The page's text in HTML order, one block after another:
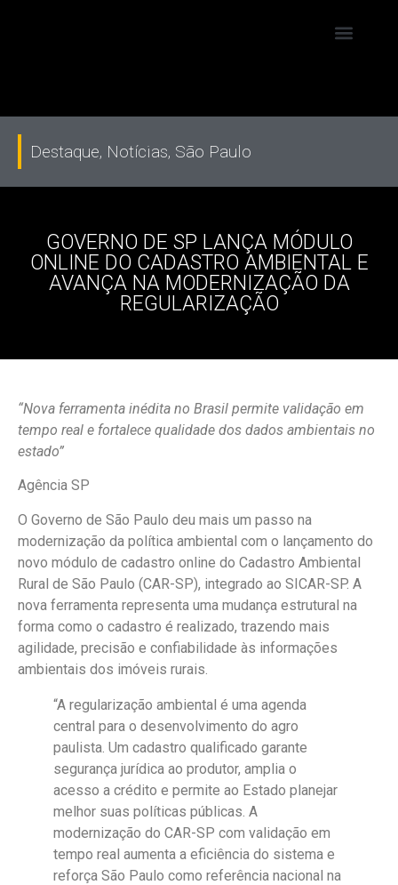
Destaque, Notícias, São Paulo
GOVERNO DE SP LANÇA MÓDULO
ONLINE DO CADASTRO AMBIENTAL E
AVANÇA NA MODERNIZAÇÃO DA
REGULARIZAÇÃO
“Nova ferramenta inédita no Brasil permite validação em
tempo real e fortalece qualidade dos dados ambientais no
estado”
Agência SP
O Governo de São Paulo deu mais um passo na
modernização da política ambiental com o lançamento do
novo módulo de cadastro online do Cadastro Ambiental
Rural de São Paulo (CAR-SP), integrado ao SICAR-SP. A
nova ferramenta representa uma mudança estrutural na
forma como o cadastro é realizado, trazendo mais
agilidade, precisão e confiabilidade às informações
ambientais dos imóveis rurais.
“A regularização ambiental é uma agenda
central para o desenvolvimento do agro
paulista. Um cadastro qualificado garante
segurança jurídica ao produtor, amplia o
acesso a crédito e permite ao Estado planejar
melhor suas políticas públicas. A
modernização do CAR-SP com validação em
tempo real aumenta a eficiência do sistema e
reforça São Paulo como referência nacional na